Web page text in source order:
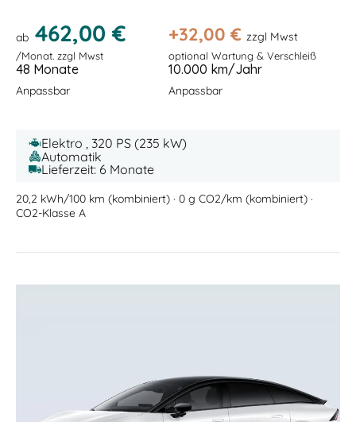
ab 462,00 €
/Monat. zzgl Mwst
+32,00 € zzgl Mwst
optional Wartung & Verschleiß
48 Monate
Anpassbar
10.000 km/Jahr
Anpassbar
Elektro , 320 PS (235 kW)
Automatik
Lieferzeit: 6 Monate
20,2 kWh/100 km (kombiniert) · 0 g CO2/km (kombiniert) ·
CO2-Klasse A